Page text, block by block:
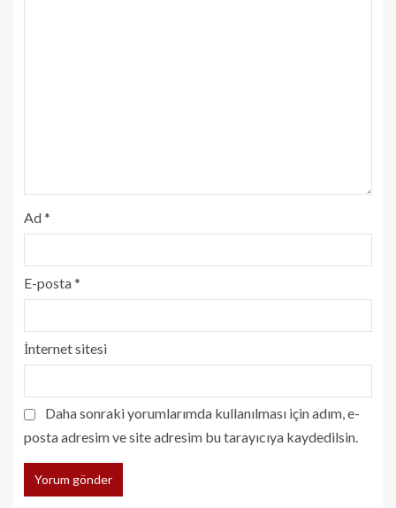
Ad*
E-posta*
İnternet sitesi
Daha sonraki yorumlarımda kullanılması için adım, e-
posta adresim ve site adresim bu tarayıcıya kaydedilsin.